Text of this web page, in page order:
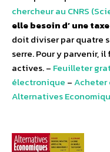
chercheur au CNRS
elle besoin d’ une
doit diviser par quatre
serre. Pour y parvenir,
actives. – Feuilleter
électronique –Acheter
Alternatives